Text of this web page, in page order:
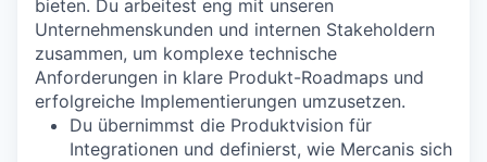
bieten. Du arbeitest eng mit unseren
Unternehmenskunden und internen Stakeholdern
zusammen, um komplexe technische
Anforderungen in klare Produkt-Roadmaps und
erfolgreiche Implementierungen umzusetzen.
Du übernimmst die Produktvision für
Integrationen und definierst, wie Mercanis sich